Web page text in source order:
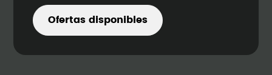
Ofertas disponibles